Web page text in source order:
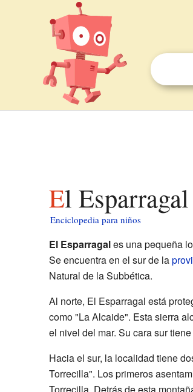
El
Enciclopedia para niños
El Esparragales una pequeña
Se encuentra en el sur de la
Natural de la Subbética.
Al norte, El Esparragal está
como "La Alcaide". Esta sierra
el nivel del mar. Su cara sur
Hacia el sur, la localidad tiene
Torrecilla". Los primeros